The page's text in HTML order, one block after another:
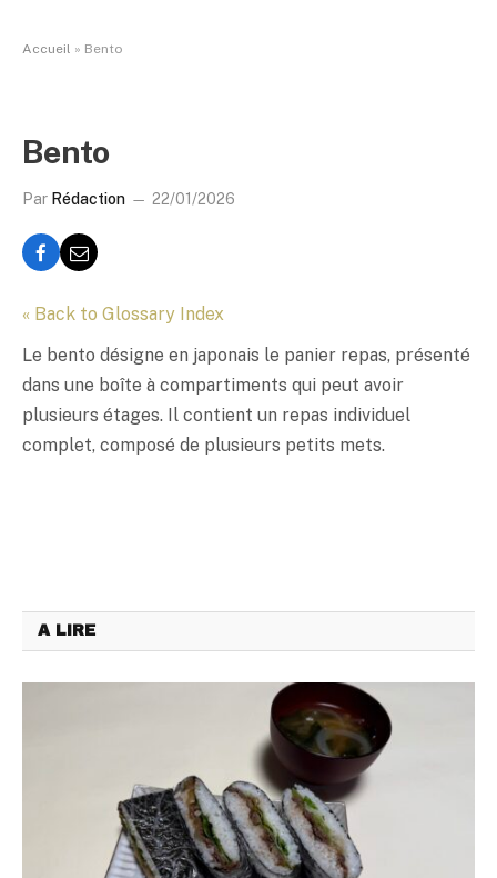
Accueil » Bento
Bento
Par Rédaction 22/01/2026
« Back to Glossary Index
Le bento désigne en japonais le panier repas, présenté
dans une boîte à compartiments qui peut avoir
plusieurs étages. Il contient un repas individuel
complet, composé de plusieurs petits mets.
A LIRE